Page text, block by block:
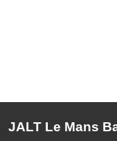
JALT Le Mans